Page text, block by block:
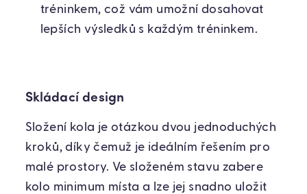
tréninkem, což vám umožní dosahovat
lepších výsledků s každým tréninkem.
Skládací design
Složení kola je otázkou dvou jednoduchých
kroků, díky čemuž je ideálním řešením pro
malé prostory. Ve složeném stavu zabere
kolo minimum místa a lze jej snadno uložit